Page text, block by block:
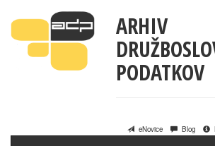
ARHIV
PODATKOV
eNovice Blog